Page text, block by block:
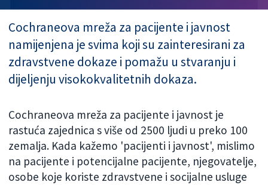
Cochraneova mreža za pacijente i javnost
namijenjena je svima koji su zainteresirani za
zdravstvene dokaze i pomažu u stvaranju i
dijeljenju visokokvalitetnih dokaza.
Cochraneova mreža za pacijente i javnost je
rastuća zajednica s više od 2500 ljudi u preko 100
zemalja. Kada kažemo 'pacijenti i javnost', mislimo
na pacijente i potencijalne pacijente, njegovatelje,
osobe koje koriste zdravstvene i socijalne usluge